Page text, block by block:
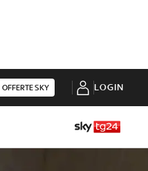
OFFERTE SKY LOGIN